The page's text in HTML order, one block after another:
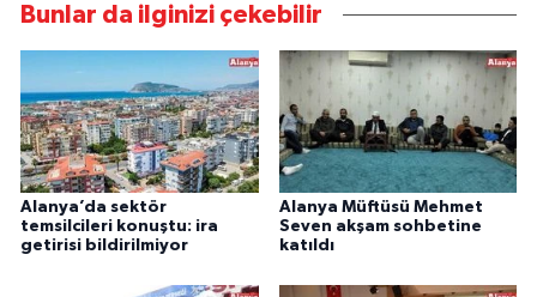
Bunlar da ilginizi çekebilir
Alanya’da sektör
temsilcileri konuştu: ira
getirisi bildirilmiyor
Alanya Müftüsü Mehmet
Seven akşam sohbetine
katıldı